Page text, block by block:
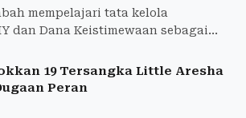
mempelajari tata kelola
dan Dana Keistimewaan sebagai
19 Tersangka Little Aresha
Peran